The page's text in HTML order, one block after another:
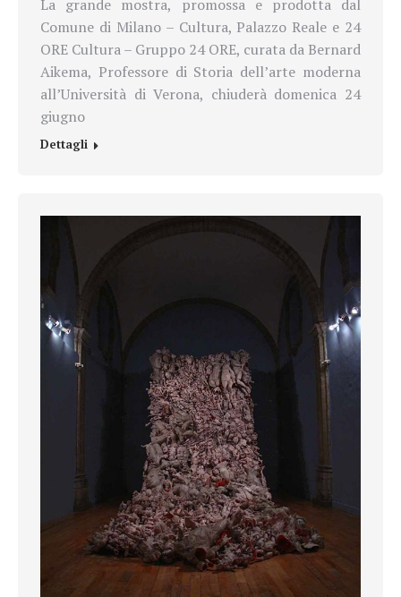
La grande mostra, promossa e prodotta dal
Comune di Milano – Cultura, Palazzo Reale e 24
ORE Cultura – Gruppo 24 ORE, curata da Bernard
Aikema, Professore di Storia dell’arte moderna
all’Università di Verona, chiuderà domenica 24
giugno
Dettagli